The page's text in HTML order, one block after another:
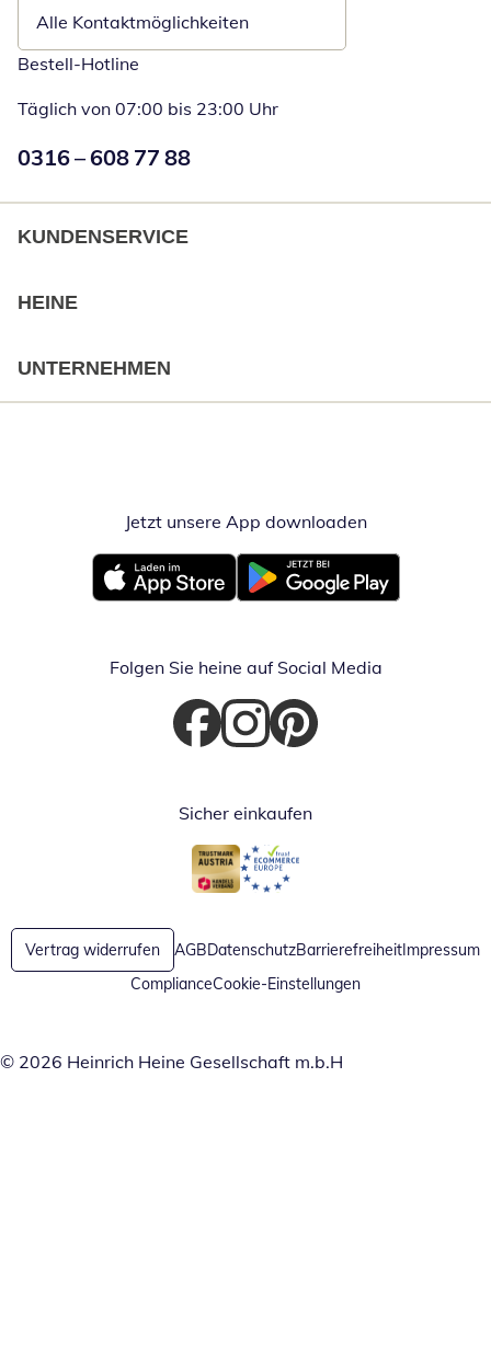
Alle Kontaktmöglichkeiten
Bestell-Hotline
Täglich von 07:00 bis 23:00 Uhr
Numéro de téléphone:
0316 – 608 77 88
KUNDENSERVICE
HEINE
UNTERNEHMEN
Jetzt unsere App downloadenÖffnet in
Öffnet in neuem FensterÖffnet in neuem Fenster
Folgen Sie heine auf Social Media
Öffnet in neuem Fenster
Öffnet in neuem Fenster
Öffnet in neuem Fenster
Sicher einkaufen
Öffnet in neuem Fenster
Öffnet in neuem Fenster
Vertrag widerrufen AGBDatenschutzBarrierefreiheitImpressum
ComplianceCookie-Einstellungen
© 2026 Heinrich Heine Gesellschaft m.b.H